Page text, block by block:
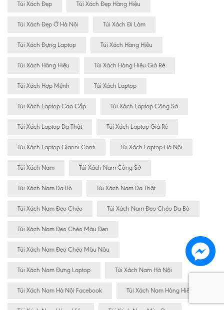
Túi Xách Đẹp Túi Xách Đẹp Hàng Hiệu
Túi Xách Đẹp Ở Hà Nội Túi Xách Đi Làm
Túi Xách Đựng Laptop Túi Xách Hàng Hiêu
Túi Xách Hàng Hiệu Túi Xách Hàng Hiệu Giá Rẻ
Túi Xách Hợp Mệnh Túi Xách Laptop
Túi Xách Laptop Cao Cấp Túi Xách Laptop Công Sở
Túi Xách Laptop Da Thật Túi Xách Laptop Giá Rẻ
Túi Xách Laptop Gianni Conti Túi Xách Laptop Hà Nội
Túi Xách Nam Túi Xách Nam Công Sở
Túi Xách Nam Da Bò Túi Xách Nam Da Thật
Túi Xách Nam Đeo Chéo Túi Xách Nam Đeo Chéo Da Bò
Túi Xách Nam Đeo Chéo Màu Đen
Túi Xách Nam Đeo Chéo Màu Nâu
Túi Xách Nam Đựng Laptop Túi Xách Nam Hà Nội
Túi Xách Nam Hà Nội Facebook Túi Xách Nam Hàng Hiêu